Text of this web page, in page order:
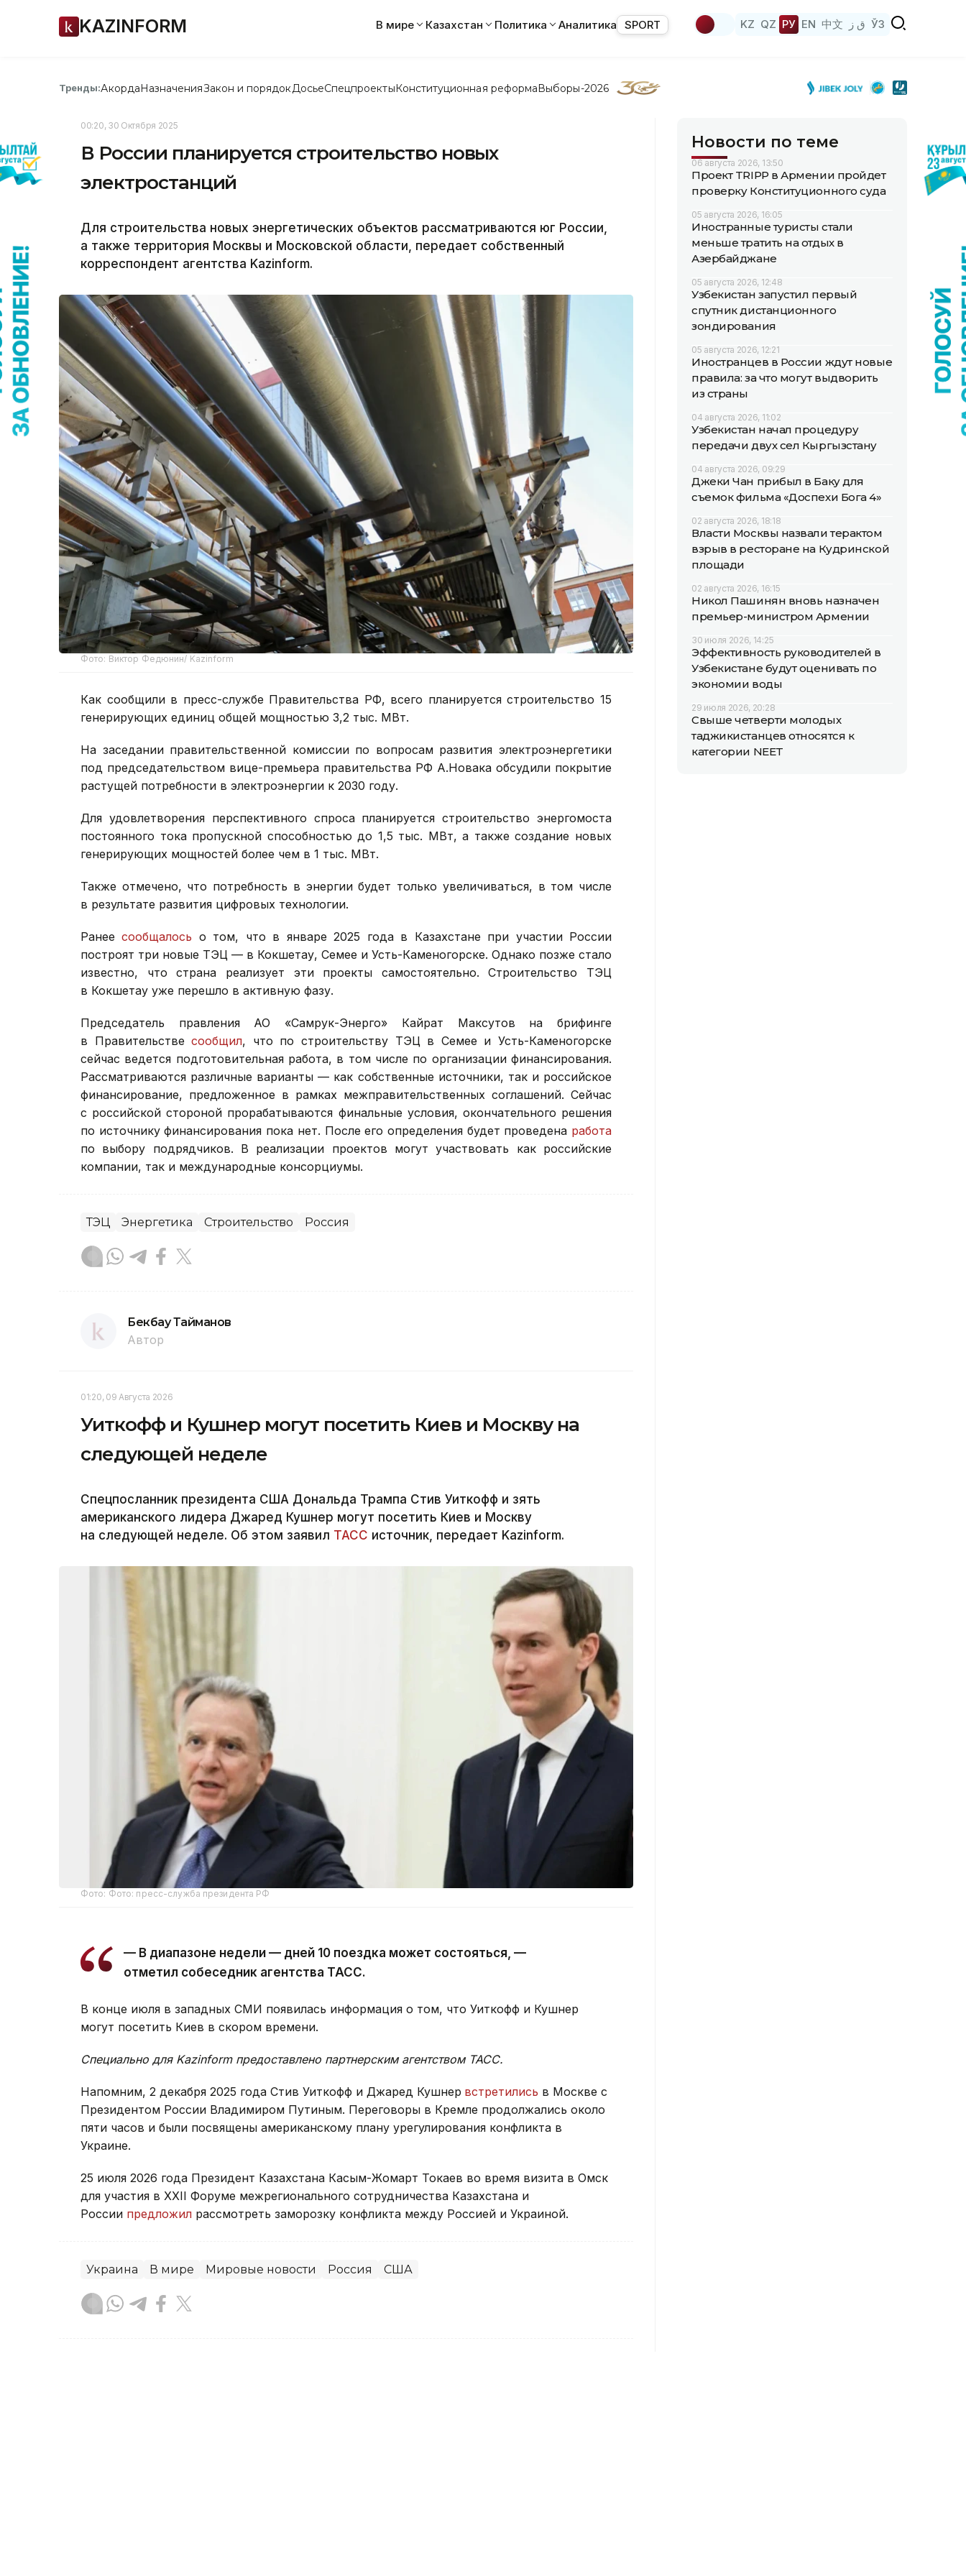
KAZINFORM В мире Казахстан Политика Аналитика SPORT KZ QZ РУ EN 中文 ق ز ЎЗ
Тренды:АкордаНазначенияЗакон и порядок ДосьеСпецпроектыКонституционная реформаВыборы-2026
00:20, 30 Октября 2025
В России планируется строительство новых
электростанций
Для строительства новых энергетических объектов рассматриваются юг России,
а также территория Москвы и Московской области, передает собственный
корреспондент агентства Kazinform.
Фото: Виктор Федюнин/ Kazinform
Как сообщили в пресс-службе Правительства РФ, всего планируется строительство 15
генерирующих единиц общей мощностью 3,2 тыс. МВт.
На заседании правительственной комиссии по вопросам развития электроэнергетики
под председательством вице-премьера правительства РФ А.Новака обсудили покрытие
растущей потребности в электроэнергии к 2030 году.
Для удовлетворения перспективного спроса планируется строительство энергомоста
постоянного тока пропускной способностью до 1,5 тыс. МВт, а также создание новых
генерирующих мощностей более чем в 1 тыс. МВт.
Также отмечено, что потребность в энергии будет только увеличиваться, в том числе
в результате развития цифровых технологии.
Ранеесообщалось о том, что в январе 2025 года в Казахстане при участии России
построят три новые ТЭЦ — в Кокшетау, Семее и Усть-Каменогорске. Однако позже стало
известно, что страна реализует эти проекты самостоятельно. Строительство ТЭЦ
в Кокшетау уже перешло в активную фазу.
Председатель правления АО «Самрук-Энерго» Кайрат Максутов на брифинге
в Правительствесообщил, что по строительству ТЭЦ в Семее и Усть-Каменогорске
сейчас ведется подготовительная работа, в том числе по организации финансирования.
Рассматриваются различные варианты — как собственные источники, так и российское
финансирование, предложенное в рамках межправительственных соглашений. Сейчас
с российской стороной прорабатываются финальные условия, окончательного решения
по источнику финансирования пока нет. После его определения будет проведена работа
по выбору подрядчиков. В реализации проектов могут участвовать как российские
компании, так и международные консорциумы.
ТЭЦ Энергетика Строительство Россия
Бекбау Тайманов
Автор
01:20, 09 Августа 2026
Уиткофф и Кушнер могут посетить Киев и Москву на
следующей неделе
Спецпосланник президента США Дональда Трампа Стив Уиткофф и зять
американского лидера Джаред Кушнер могут посетить Киев и Москву
на следующей неделе. Об этом заявил ТАСС источник, передает Kazinform.
Фото: Фото: пресс-служба президента РФ
— В диапазоне недели — дней 10 поездка может состояться, —
отметил собеседник агентства ТАСС.
В конце июля в западных СМИ появилась информация о том, что Уиткофф и Кушнер
могут посетить Киев в скором времени.
Специально для Kazinform предоставлено партнерским агентством ТАСС.
Напомним, 2 декабря 2025 года Стив Уиткофф и Джаред Кушнер встретились в Москве с
Президентом России Владимиром Путиным. Переговоры в Кремле продолжались около
пяти часов и были посвящены американскому плану урегулирования конфликта в
Украине.
25 июля 2026 года Президент Казахстана Касым-Жомарт Токаев во время визита в Омск
для участия в XXII Форуме межрегионального сотрудничества Казахстана и
России предложил рассмотреть заморозку конфликта между Россией и Украиной.
Украина В мире Мировые новости Россия США
Новости по теме
06 августа 2026, 13:50
Проект TRIPP в Армении пройдет
проверку Конституционного суда
05 августа 2026, 16:05
Иностранные туристы стали
меньше тратить на отдых в
Азербайджане
05 августа 2026, 12:48
Узбекистан запустил первый
спутник дистанционного
зондирования
05 августа 2026, 12:21
Иностранцев в России ждут новые
правила: за что могут выдворить
из страны
04 августа 2026, 11:02
Узбекистан начал процедуру
передачи двух сел Кыргызстану
04 августа 2026, 09:29
Джеки Чан прибыл в Баку для
съемок фильма «Доспехи Бога 4»
02 августа 2026, 18:18
Власти Москвы назвали терактом
взрыв в ресторане на Кудринской
площади
02 августа 2026, 16:15
Никол Пашинян вновь назначен
премьер-министром Армении
30 июля 2026, 14:25
Эффективность руководителей в
Узбекистане будут оценивать по
экономии воды
29 июля 2026, 20:28
Свыше четверти молодых
таджикистанцев относятся к
категории NEET